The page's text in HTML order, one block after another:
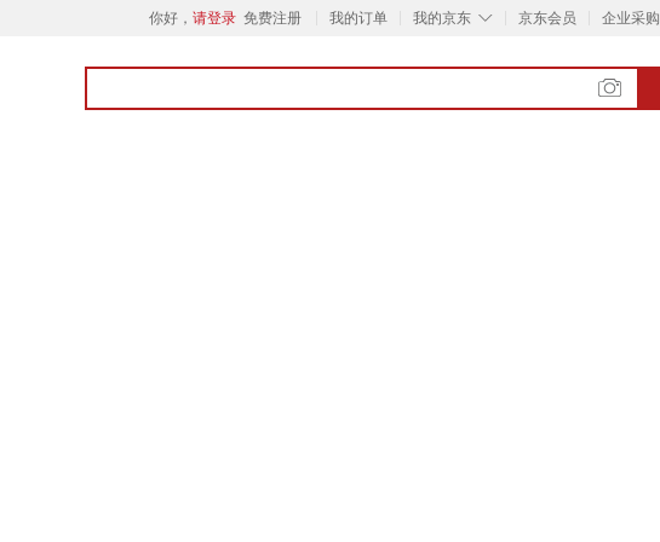
你好， 请登录 免费注册 我的订单 ◇
我的京东 京东会员 企业采购